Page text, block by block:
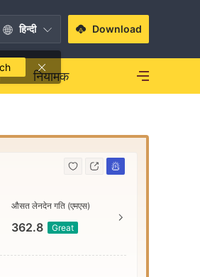
हिन्दी Download
नियामक
औसत लेनदेन गति (एमएस)
362.8 Great